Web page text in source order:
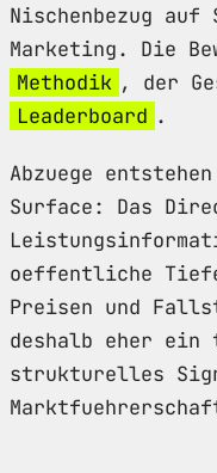
Nischenbezug
Marketing. Die
Methodik , der
Leaderboard .
Abzuege
Surface: Das
oeffentliche Tiefe
Preisen und
deshalb eher ein
strukturelles